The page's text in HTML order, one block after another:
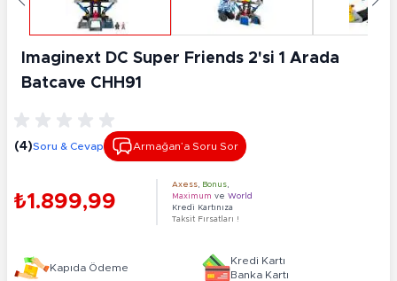
Imaginext DC Super Friends 2'si 1 Arada
Batcave CHH91
(4)Soru & Cevap Armağan’a Soru Sor
₺1.899,99
Axess Bonus
Maximum ve World
Kredi Kartınıza
Taksit Fırsatları !
Kapıda Ödeme
Kredi Kartı
Banka Kartı